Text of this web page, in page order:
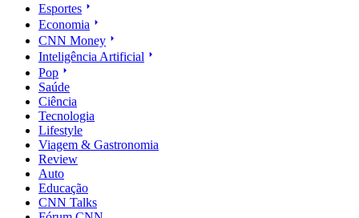
Esportes
Economia
CNN Money
Inteligência Artificial
Pop
Saúde
Ciência
Tecnologia
Lifestyle
Viagem & Gastronomia
Review
Auto
Educação
CNN Talks